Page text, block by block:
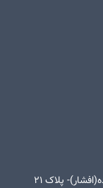
پلاک ۲۱